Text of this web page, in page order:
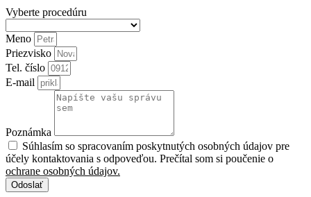
Vyberte procedúru
Meno
Priezvisko
Tel. číslo
E-mail
Poznámka
Súhlasím so spracovaním poskytnutých osobných údajov pre
účely kontaktovania s odpoveďou. Prečítal som si poučenie o
ochrane osobných údajov.
Odoslať